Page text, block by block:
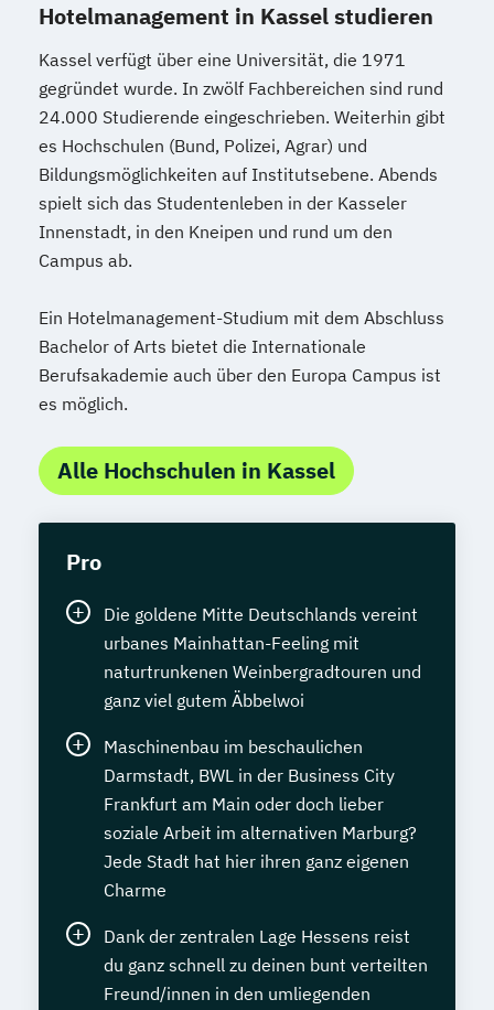
Hotelmanagement in Kassel studieren
Kassel verfügt über eine Universität, die 1971
gegründet wurde. In zwölf Fachbereichen sind rund
24.000 Studierende eingeschrieben. Weiterhin gibt
es Hochschulen (Bund, Polizei, Agrar) und
Bildungsmöglichkeiten auf Institutsebene. Abends
spielt sich das Studentenleben in der Kasseler
Innenstadt, in den Kneipen und rund um den
Campus ab.
Ein Hotelmanagement-Studium mit dem Abschluss
Bachelor of Arts bietet die Internationale
Berufsakademie auch über den Europa Campus ist
es möglich.
Alle Hochschulen in Kassel
Pro
Die goldene Mitte Deutschlands vereint
urbanes Mainhattan-Feeling mit
naturtrunkenen Weinbergradtouren und
ganz viel gutem Äbbelwoi
Maschinenbau im beschaulichen
Darmstadt, BWL in der Business City
Frankfurt am Main oder doch lieber
soziale Arbeit im alternativen Marburg?
Jede Stadt hat hier ihren ganz eigenen
Charme
Dank der zentralen Lage Hessens reist
du ganz schnell zu deinen bunt verteilten
Freund/innen in den umliegenden